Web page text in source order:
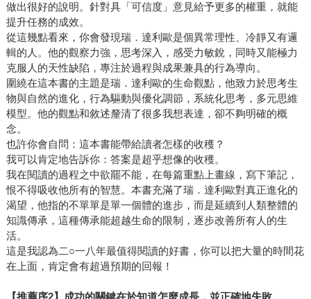
做出很好的說明。針對具「可信度」意見給予更多的權重，就能
提升任務的成效。
從這幾點看來，你會發現瑞．達利歐是個異常理性、冷靜又有邏
輯的人。他的觀察力強，思考深入，感受力敏銳，同時又能極力
克服人的天性缺陷，專注於過程與成果兼具的行為導向。
圍繞在這本書的主題是瑞．達利歐的生命觀點，他致力於思考生
物與自然的進化，行為驅動與優化調節，系統化思考，多元思維
模型。他的觀點和敘述釐清了很多我想表達，卻不夠明確的概
念。
也許你會自問：這本書能帶給讀者怎樣的收穫？
我可以肯定地告訴你：答案是超乎想像的收穫。
我在閱讀的過程之中欲罷不能，在每篇重點上畫線，寫下筆記，
恨不得吸收他所有的智慧。本書充滿了瑞．達利歐對真正進化的
渴望，他指的不單單是單一個體的進步，而是延續到人類整體的
知識傳承，這種傳承能超越生命的限制，逐步改善所有人的生
活。
這是我認為二○一八年最值得閱讀的好書，你可以把大量的時間花
在上面，肯定會有超過預期的回報！